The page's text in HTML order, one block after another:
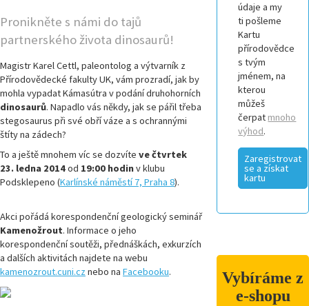
Pronikněte s námi do tajů
partnerského života dinosaurů!
Magistr Karel Cettl, paleontolog a výtvarník z
Přírodovědecké fakulty UK, vám prozradí, jak by
mohla vypadat Kámasútra v podání druhohorních
dinosaurů. Napadlo vás někdy, jak se pářil třeba
stegosaurus při své obří váze a s ochrannými
štíty na zádech?
To a ještě mnohem víc se dozvíte ve čtvrtek
23. ledna 2014od 19:00 hodinv klubu
Podsklepeno (Karlínské náměstí 7, Praha 8).
Akci pořádá korespondenční geologický seminář
Kamenožrout. Informace o jeho
korespondenční soutěži, přednáškách, exkurzích
a dalších aktivitách najdete na webu
kamenozrout.cuni.cz nebo na Facebooku.
údaje a my
ti pošleme
Kartu
přírodovědce
s tvým
jménem, na
kterou
můžeš
čerpat mnoho
výhod.
Zaregistrovat
se a získat
kartu
Vybíráme z
e-shopu